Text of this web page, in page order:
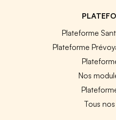
Plateforme
Plateforme
Nos
Tous